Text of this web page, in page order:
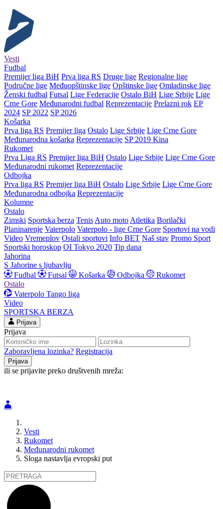
Vesti
Fudbal
Premijer liga BiH Prva liga RS Druge lige Regionalne lige
Područne lige Međuopštinske lige Opštinske lige Omladinske lige
Ženski fudbal Futsal Lige Federacije Ostalo BiH Lige Srbije Lige
Crne Gore Međunarodni fudbal Reprezentacije Prelazni rok EP
2024 SP 2022 SP 2026
Košarka
Prva liga RS Premijer liga Ostalo Lige Srbije Lige Crne Gore
Međunarodna košarka Reprezentacije SP 2019 Kina
Rukomet
Prva Liga RS Premijer liga BiH Ostalo Lige Srbije Lige Crne Gore
Međunarodni rukomet Reprezentacije
Odbojka
Prva liga RS Premijer liga BiH Ostalo Lige Srbije Lige Crne Gore
Međunarodna odbojka Reprezentacije
Kolumne
Ostalo
Zimski Sportska berza Tenis Auto moto Atletika Borilački
Planinarenje Vaterpolo Vaterpolo - lige Crne Gore Sportovi na vodi
Video Vremeplov Ostali sportovi Info BET Naš stav Promo Sport
Sportski horoskop OI Tokyo 2020 Tip dana
Jahorina
S Jahorine s ljubavlju
Fudbal
Futsal Košarka Odbojka
Rukomet
Ostalo
Vaterpolo Tango liga
Video
SPORTSKA BERZA
Prijava
Prijava
Zaboravljena lozinka? Registracija
ili se prijavite preko društvenih mreža:
Vesti
Rukomet
Međunarodni rukomet
Sloga nastavlja evropski put